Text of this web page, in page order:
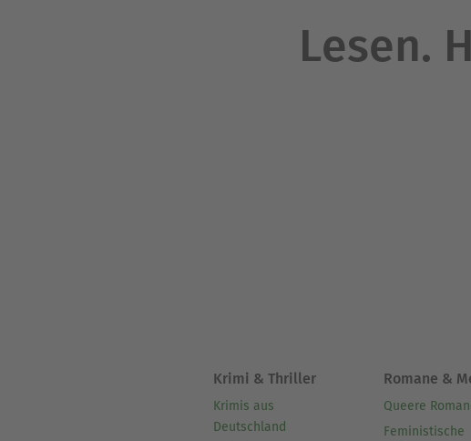
Lesen.
Krimi & Thriller
Krimis aus
Deutschland
Romane &
Queere
Feministische